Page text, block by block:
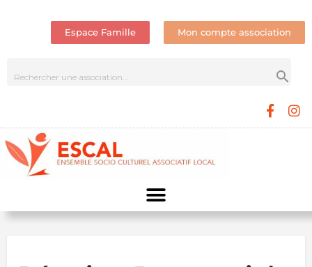
Espace Famille Mon compte association